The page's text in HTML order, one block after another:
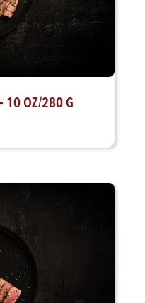
10 OZ/280 G